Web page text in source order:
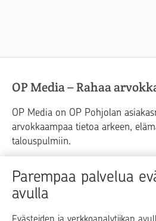
Parempaa palvelua
avulla
OP Media – Rahaa
OP Media on OP Pohjolan
arvokkaampaa tietoa arkeen,
talouspulmiin.
Raha Elämä
Blogit ja puheenvuorot